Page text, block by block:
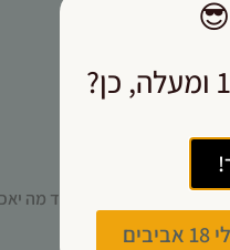
סיטואציה ישתו אותו ולצד מה
😎